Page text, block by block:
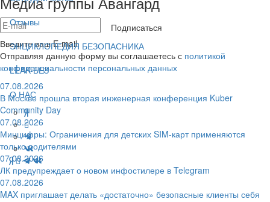
Отзывы
ЭНЦИКЛОПЕДИЯ БЕЗОПАСНИКА
LEAK-БЕЗ
О НАС
Подписаться
Введите ваш E-mail
Отправляя данную форму вы соглашаетесь с политикой
конфиденциальности персональных данных
07.08.2026
В Москве прошла вторая инженерная конференция Kuber
Community Day
07.08.2026
Минцифры: Ограничения для детских SIM-карт применяются
только родителями
07.08.2026
ЛК предупреждает о новом инфостилере в Telegram
07.08.2026
MAX приглашает делать «достаточно» безопасные клиенты себя